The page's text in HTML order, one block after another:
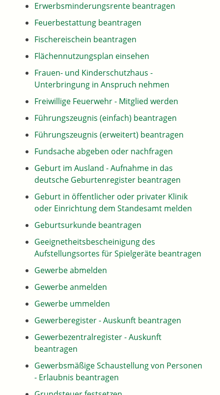
Erwerbsminderungsrente beantragen
Feuerbestattung beantragen
Fischereischein beantragen
Flächennutzungsplan einsehen
Frauen- und Kinderschutzhaus -
Unterbringung in Anspruch nehmen
Freiwillige Feuerwehr - Mitglied werden
Führungszeugnis (einfach) beantragen
Führungszeugnis (erweitert) beantragen
Fundsache abgeben oder nachfragen
Geburt im Ausland - Aufnahme in das
deutsche Geburtenregister beantragen
Geburt in öffentlicher oder privater Klinik
oder Einrichtung dem Standesamt melden
Geburtsurkunde beantragen
Geeignetheitsbescheinigung des
Aufstellungsortes für Spielgeräte beantragen
Gewerbe abmelden
Gewerbe anmelden
Gewerbe ummelden
Gewerberegister - Auskunft beantragen
Gewerbezentralregister - Auskunft
beantragen
Gewerbsmäßige Schaustellung von Personen
- Erlaubnis beantragen